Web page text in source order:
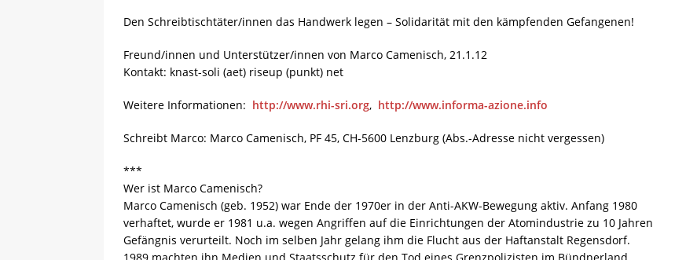
Den Schreibtischtäter/innen das Handwerk legen – Solidarität mit den kämpfenden Gefangenen!
Freund/innen und Unterstützer/innen von Marco Camenisch, 21.1.12
Kontakt: knast-soli (aet) riseup (punkt) net
Weitere Informationen: http://www.rhi-sri.org, http://www.informa-azione.info
Schreibt Marco: Marco Camenisch, PF 45, CH-5600 Lenzburg (Abs.-Adresse nicht vergessen)
***
Wer ist Marco Camenisch?
Marco Camenisch (geb. 1952) war Ende der 1970er in der Anti-AKW-Bewegung aktiv. Anfang 1980
verhaftet, wurde er 1981 u.a. wegen Angriffen auf die Einrichtungen der Atomindustrie zu 10 Jahren
Gefängnis verurteilt. Noch im selben Jahr gelang ihm die Flucht aus der Haftanstalt Regensdorf.